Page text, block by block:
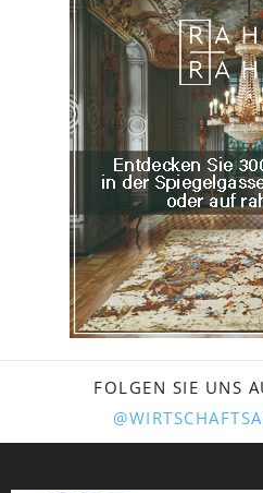
FOLGEN SIE UNS